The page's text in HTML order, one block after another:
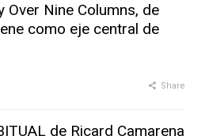
Over Nine Columns, de
como eje central de
Share